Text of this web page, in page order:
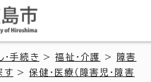
・手続き >福祉・介護 >
障害
す >保健・医療（障害児・障害